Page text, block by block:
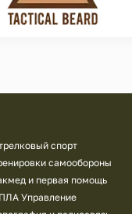
спорт
самообороны
и первая помощь
Управление